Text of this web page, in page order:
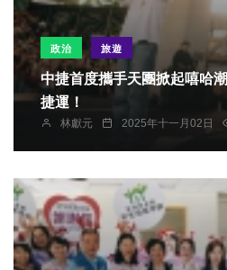
政治 旅遊
中捷首度攜手天團掀起嘻哈潮 頑童MJ116嗨翻台中
捷運！
林獻元 2025年十一月02日